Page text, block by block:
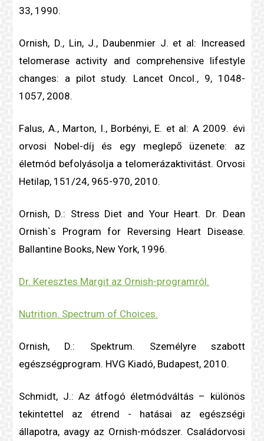
33, 1990.
Ornish, D., Lin, J., Daubenmier J. et al: Increased
telomerase activity and comprehensive lifestyle
changes: a pilot study. Lancet Oncol., 9, 1048-
1057, 2008.
Falus, A., Marton, I., Borbényi, E. et al: A 2009. évi
orvosi Nobel-díj és egy meglepő üzenete: az
életmód befolyásolja a telomerázaktivitást. Orvosi
Hetilap, 151/24, 965-970, 2010.
Ornish, D.: Stress Diet and Your Heart. Dr. Dean
Ornish`s Program for Reversing Heart Disease.
Ballantine Books, New York, 1996.
Dr. Keresztes Margit az Ornish-programról.
Nutrition. Spectrum of Choices.
Ornish, D.: Spektrum. Személyre szabott
egészségprogram. HVG Kiadó, Budapest, 2010.
Schmidt, J.: Az átfogó életmódváltás – különös
tekintettel az étrend - hatásai az egészségi
állapotra, avagy az Ornish-módszer. Családorvosi